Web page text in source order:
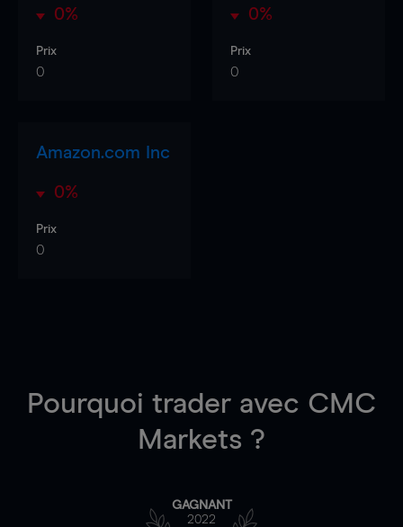
0%
Prix
0
0%
Prix
0
Amazon.com Inc
0%
Prix
0
Pourquoi trader avec CMC
Markets ?
GAGNANT
2022